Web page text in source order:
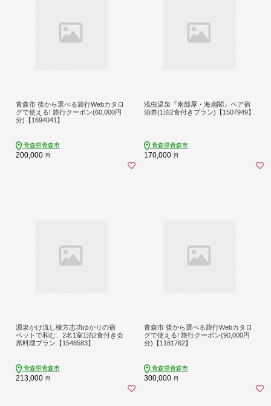
青森市 後から選べる旅行Webカタロ
グで使える! 旅行クーポン(60,000円
分)【1694041】
青森県青森市
200,000 円
浅虫温泉『南部屋・海扇閣』ペア宿
泊券(1泊2食付きプラン)【1507949】
青森県青森市
170,000 円
源泉かけ流し棟方志功ゆかりの宿
ベットで和む、2名1室1泊2食付き会
席料理プラン【1548583】
青森県青森市
213,000 円
青森市 後から選べる旅行Webカタロ
グで使える! 旅行クーポン(90,000円
分)【1181762】
青森県青森市
300,000 円